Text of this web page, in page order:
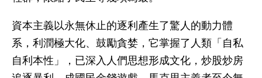
資本主義以永無休止的逐利產生了驚人的動力體
系，利潤極大化、鼓勵貪婪，它掌握了人類「自私
自利本性」，已深入人們思想形成文化，炒股炒房